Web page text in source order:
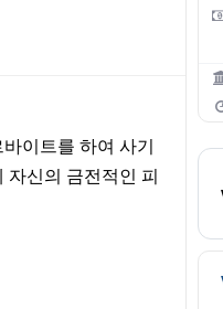
이트를 하여 사기
자신의 금전적인 피